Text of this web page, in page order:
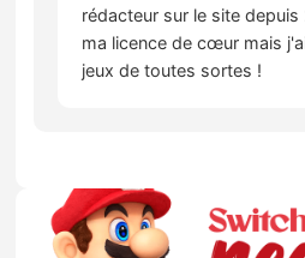
rédacteur sur le site depuis
ma licence de cœur mais
jeux de toutes sortes !